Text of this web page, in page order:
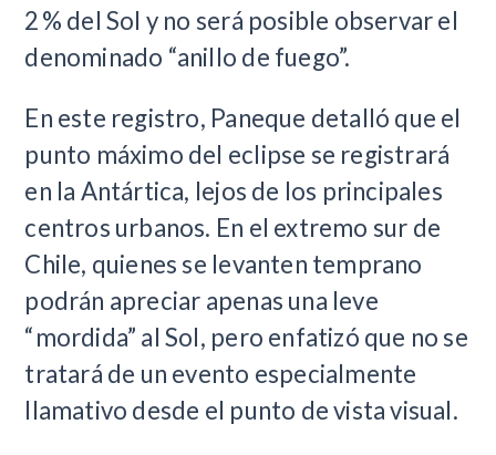
2 % del Sol y no será posible observar el
denominado “anillo de fuego”.
En este registro, Paneque detalló que el
punto máximo del eclipse se registrará
en la Antártica, lejos de los principales
centros urbanos. En el extremo sur de
Chile, quienes se levanten temprano
podrán apreciar apenas una leve
“mordida” al Sol, pero enfatizó que no se
tratará de un evento especialmente
llamativo desde el punto de vista visual.